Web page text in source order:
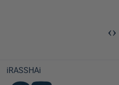
‹›
iRASSHAi